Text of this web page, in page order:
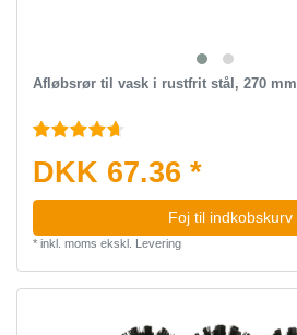
Afløbsrør til vask i rustfrit stål, 270 mm
DKK 67.36 *
Foj til indkobskurv
* inkl. moms ekskl. Levering